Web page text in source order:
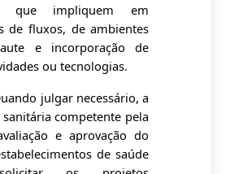
que impliquem em
de fluxos, de ambientes
e incorporação de
ou tecnologias.
julgar necessário, a
competente pela
e aprovação do
de saúde